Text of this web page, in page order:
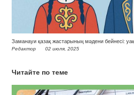
Заманауи қазақ жастарының мәдени бейнесі:
Редактор 02 июля, 2025
Читайте по теме